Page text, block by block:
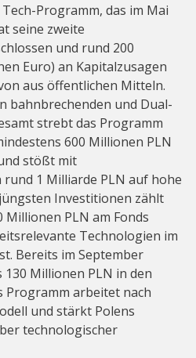
Programm, das im Mai
seine zweite
und rund 200
Euro) an Kapitalzusagen
aus öffentlichen Mitteln.
bahnbrechenden und Dual-
strebt das Programm
600 Millionen PLN
stößt mit
1 Milliarde PLN auf hohe
Investitionen zählt
PLN am Fonds
Technologien im
Bereits im September
130 Millionen PLN in den
Programm arbeitet nach
und stärkt Polens
technologischer